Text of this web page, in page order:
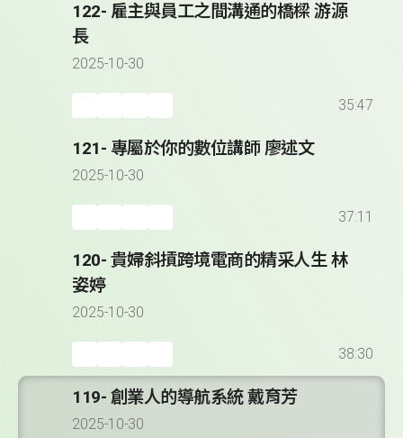
122- 雇主與員工之間溝通的橋樑 游源
長
2025-10-30
35:47
121- 專屬於你的數位講師 廖述文
2025-10-30
37:11
120- 貴婦斜摃跨境電商的精采人生 林
姿婷
2025-10-30
38:30
119- 創業人的導航系統 戴育芳
2025-10-30